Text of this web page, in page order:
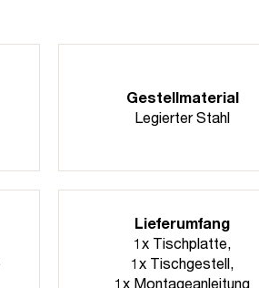
Gestellmaterial
Legierter Stahl
Lieferumfang
1x Tischplatte,
1x Tischgestell,
1x Montageanleitung